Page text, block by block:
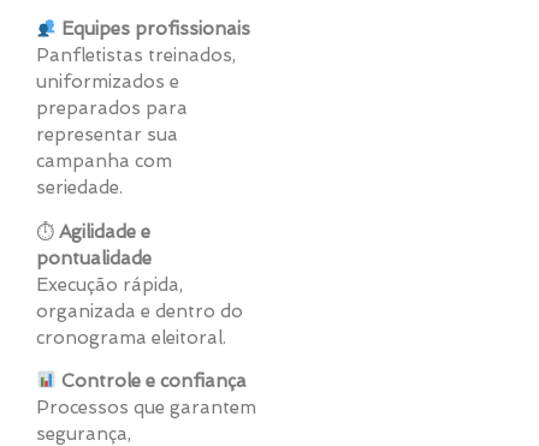
Equipes profissionais
Panfletistas treinados,
uniformizados e
preparados para
representar sua
campanha com
seriedade.
⏱ Agilidade e
pontualidade
Execução rápida,
organizada e dentro do
cronograma eleitoral.
Controle e confiança
Processos que garantem
segurança,